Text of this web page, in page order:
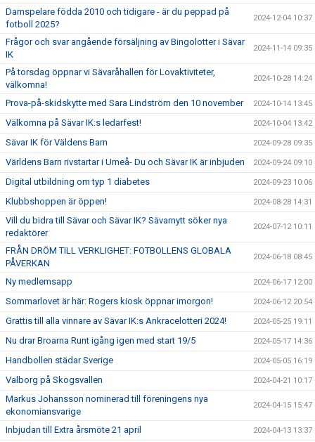
Damspelare födda 2010 och tidigare - är du peppad på
fotboll 2025?
2024-12-04 10:37
Frågor och svar angående försäljning av Bingolotter i Sävar
IK
2024-11-14 09:35
På torsdag öppnar vi Sävaråhallen för Lovaktiviteter,
välkomna!
2024-10-28 14:24
Prova-på-skidskytte med Sara Lindström den 10 november 2024-10-14 13:45
Välkomna på Sävar IK:s ledarfest! 2024-10-04 13:42
Sävar IK för Väldens Barn 2024-09-28 09:35
Världens Barn rivstartar i Umeå- Du och Sävar IK är inbjuden 2024-09-24 09:10
Digital utbildning om typ 1 diabetes 2024-09-23 10:06
Klubbshoppen är öppen! 2024-08-28 14:31
Vill du bidra till Sävar och Sävar IK? Sävarnytt söker nya
redaktörer
2024-07-12 10:11
FRÅN DRÖM TILL VERKLIGHET: FOTBOLLENS GLOBALA
PÅVERKAN
2024-06-18 08:45
Ny medlemsapp 2024-06-17 12:00
Sommarlovet är här: Rogers kiosk öppnar imorgon! 2024-06-12 20:54
Grattis till alla vinnare av Sävar IK:s Ankracelotteri 2024! 2024-05-25 19:11
Nu drar Broarna Runt igång igen med start 19/5 2024-05-17 14:36
Handbollen städar Sverige 2024-05-05 16:19
Valborg på Skogsvallen 2024-04-21 10:17
Markus Johansson nominerad till föreningens nya
ekonomiansvarige
2024-04-15 15:47
Inbjudan till Extra årsmöte 21 april 2024-04-13 13:37